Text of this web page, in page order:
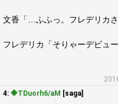
文香「…ふふっ。フレデリカ
フレデリカ「そりゃーデビュ
4: ◆TDuorh6/aM [saga]